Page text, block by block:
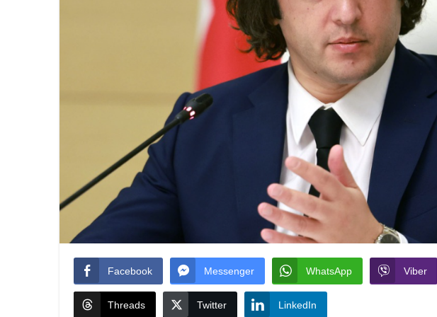
Facebook Messenger WhatsApp Viber
Threads Twitter LinkedIn